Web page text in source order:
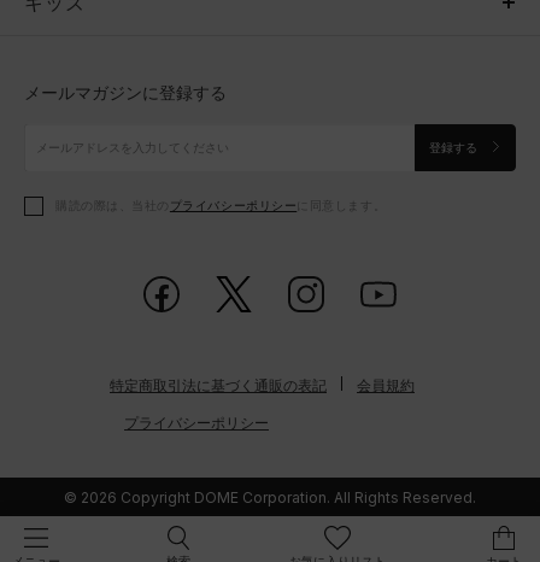
キッズ
アクセサリー
アクセサリー
シューズ
アクセサリー
シューズ
メールマガジンに登録する
登録する
購読の際は、当社の プライバシーポリシー に同意します。
特定商取引法に基づく通販の表記 会員規約
プライバシーポリシー
© 2026 Copyright DOME Corporation. All Rights Reserved.